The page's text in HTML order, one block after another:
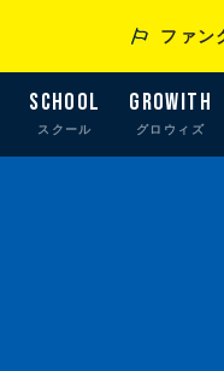
ファン
SCHOOL
スクール
GROWITH
グロウィズ